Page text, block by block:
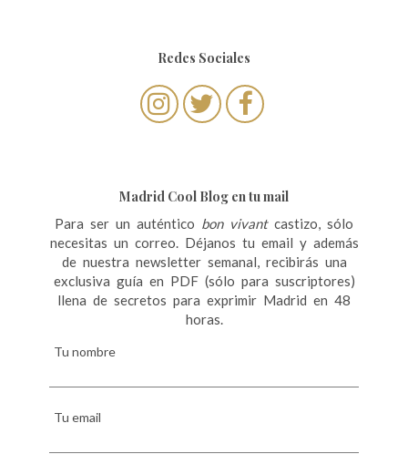
Redes Sociales
Madrid Cool Blog en tu mail
Para ser un auténtico bon vivantcastizo, sólo
necesitas un correo. Déjanos tu email y además
de nuestra newsletter semanal, recibirás una
exclusiva guía en PDF (sólo para suscriptores)
llena de secretos para exprimir Madrid en 48
horas.
Tu nombre
Tu email